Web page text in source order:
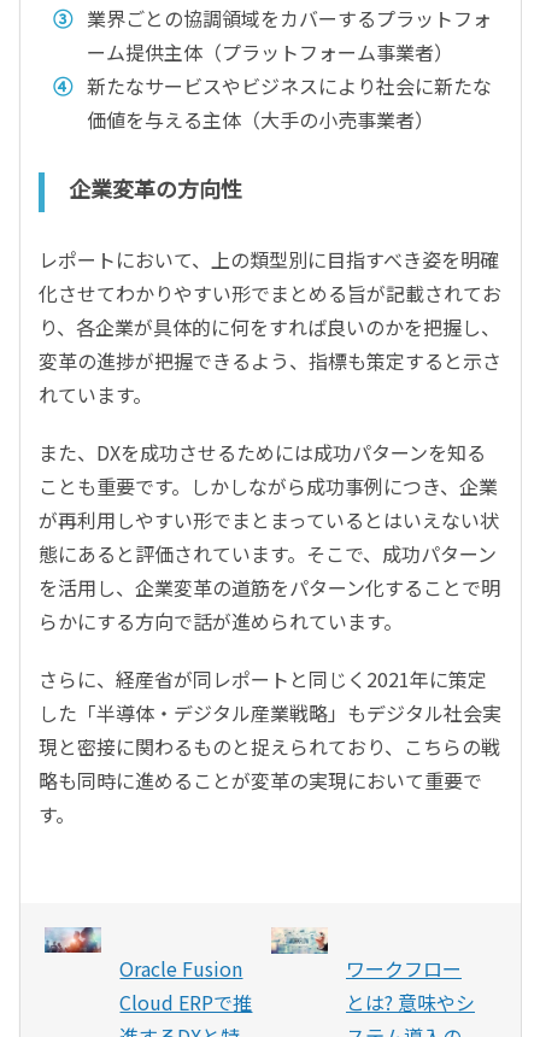
業界ごとの協調領域をカバーするプラットフォ
ーム提供主体（プラットフォーム事業者）
新たなサービスやビジネスにより社会に新たな
価値を与える主体（大手の小売事業者）
企業変革の方向性
レポートにおいて、上の類型別に目指すべき姿を明確
化させてわかりやすい形でまとめる旨が記載されてお
り、各企業が具体的に何をすれば良いのかを把握し、
変革の進捗が把握できるよう、指標も策定すると示さ
れています。
また、DXを成功させるためには成功パターンを知る
ことも重要です。しかしながら成功事例につき、企業
が再利用しやすい形でまとまっているとはいえない状
態にあると評価されています。そこで、成功パターン
を活用し、企業変革の道筋をパターン化することで明
らかにする方向で話が進められています。
さらに、経産省が同レポートと同じく2021年に策定
した「半導体・デジタル産業戦略」もデジタル社会実
現と密接に関わるものと捉えられており、こちらの戦
略も同時に進めることが変革の実現において重要で
す。
Oracle Fusion
Cloud ERPで推
ワークフロー
とは? 意味やシ